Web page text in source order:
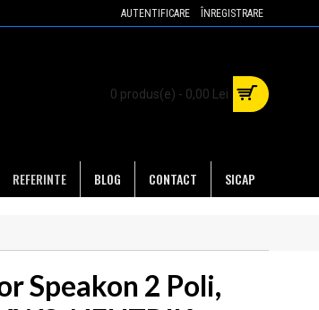
AUTENTIFICARE ÎNREGISTRARE
0 produs(e) - 0,00 Lei
SICAP
CONTACT
BLOG
REFERINTE
Speakon 2 Poli,